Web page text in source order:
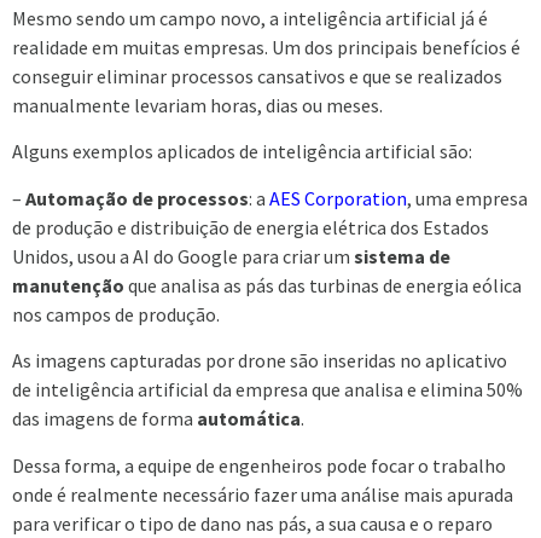
Mesmo sendo um campo novo, a inteligência artificial já é
realidade em muitas empresas. Um dos principais benefícios é
conseguir eliminar processos cansativos e que se realizados
manualmente levariam horas, dias ou meses.
Alguns exemplos aplicados de inteligência artificial são:
– Automação de processos: a AES Corporation, uma empresa
de produção e distribuição de energia elétrica dos Estados
Unidos, usou a AI do Google para criar um sistema de
manutenção que analisa as pás das turbinas de energia eólica
nos campos de produção.
As imagens capturadas por drone são inseridas no aplicativo
de inteligência artificial da empresa que analisa e elimina 50%
das imagens de forma automática.
Dessa forma, a equipe de engenheiros pode focar o trabalho
onde é realmente necessário fazer uma análise mais apurada
para verificar o tipo de dano nas pás, a sua causa e o reparo